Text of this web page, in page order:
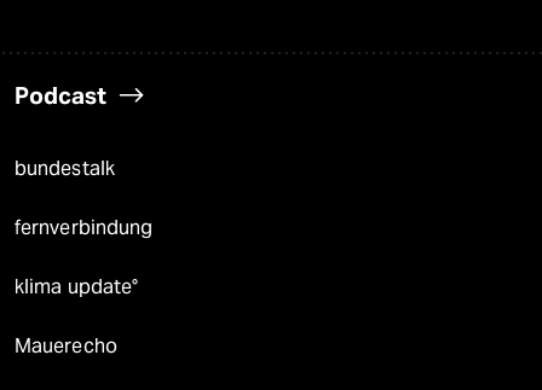
Podcast
bundestalk
fernverbindung
klima update°
Mauerecho